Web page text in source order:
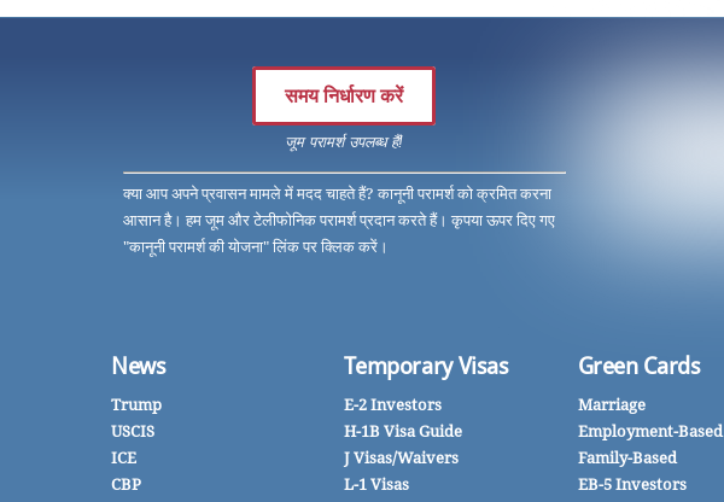
समय निर्धारण करें
जूम परामर्श उपलब्ध हैं!
क्या आप अपने प्रवासन मामले में मदद चाहते हैं? कानूनी परामर्श को क्रमित करना
आसान है। हम जूम और टेलीफोनिक परामर्श प्रदान करते हैं। कृपया ऊपर दिए गए
"कानूनी परामर्श की योजना" लिंक पर क्लिक करें।
News
Trump
USCIS
ICE
CBP
Temporary Visas
E-2 Investors
H-1B Visa Guide
J Visas/Waivers
L-1 Visas
Green Cards
Marriage
Employment-Based
Family-Based
EB-5 Investors